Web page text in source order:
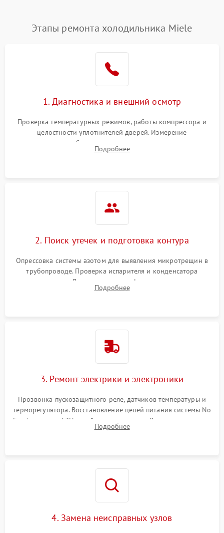
Этапы ремонта холодильника Miele
1. Диагностика и внешний осмотр
Проверка температурных режимов, работы компрессора и
целостности уплотнителей дверей. Измерение
сопротивления обмоток мотора, проверка термостата и
считывание кодов ошибок с электронного дисплея.
Подробнее
2. Поиск утечек и подготовка контура
Опрессовка системы азотом для выявления микротрещин в
трубопроводе. Проверка испарителя и конденсатора
течеискателем. Демонтаж старого фильтра-осушителя и
продувка капиллярной трубки для устранения засоров.
Подробнее
3. Ремонт электрики и электроники
Прозвонка пускозащитного реле, датчиков температуры и
терморегулятора. Восстановление цепей питания системы No
Frost, включая ТЭН оттайки и вентилятор. Ремонт или замена
платы управления при сбоях алгоритмов.
Подробнее
4. Замена неисправных узлов